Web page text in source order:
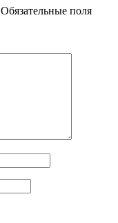
Обязательные поля